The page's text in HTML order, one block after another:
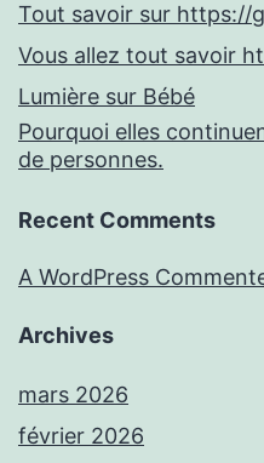
Tout savoir sur https://
Vous allez tout savoir
Lumière sur Bébé
Pourquoi elles
de personnes.
Recent Comments
A WordPress
Archives
mars 2026
février 2026